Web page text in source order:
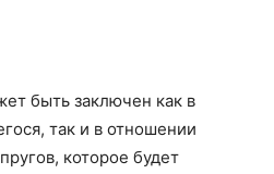
быть заключен как в
так и в отношении
которое будет